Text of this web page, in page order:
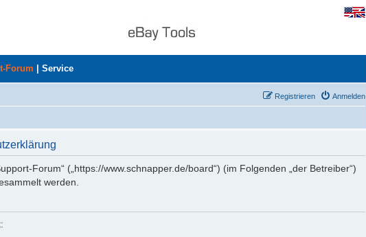
Forum Service
Anmelden
Registrieren
Forum“ („https://www.schnapper.de/board“) (im Folgenden „der Betreiber“)
werden.